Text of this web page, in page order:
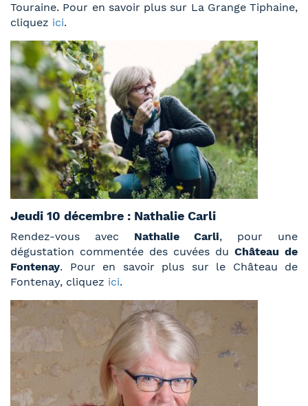
Touraine. Pour en savoir plus sur La Grange Tiphaine,
cliquez ici.
Jeudi 10 décembre : Nathalie Carli
Rendez-vous avec Nathalie Carli, pour une
dégustation commentée des cuvées du Château de
Fontenay. Pour en savoir plus sur le Château de
Fontenay, cliquez ici.